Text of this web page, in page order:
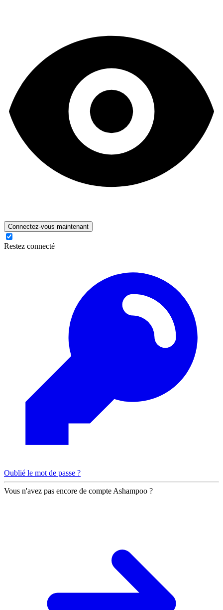
Connectez-vous maintenant
Restez connecté
Oublié le mot de passe ?
Vous n'avez pas encore de compte Ashampoo ?